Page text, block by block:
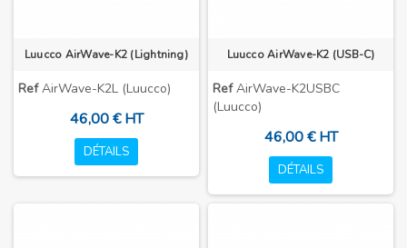
Luucco AirWave-K2 (Lightning)
RefAirWave-K2L (Luucco)
46,00 € HT
DÉTAILS
Luucco AirWave-K2 (USB-C)
RefAirWave-K2USBC
(Luucco)
46,00 € HT
DÉTAILS